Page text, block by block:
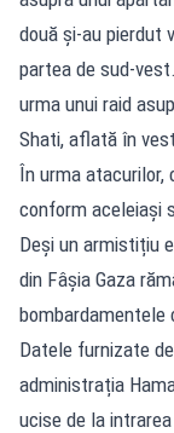
două și-au pierdut
partea de sud-
urma unui raid
Shati, aflată în
În urma atacurilor,
conform aceleiași
Deși un armistițiu
din Fâșia Gaza
bombardamentele
Datele furnizate
administrația
ucise de la